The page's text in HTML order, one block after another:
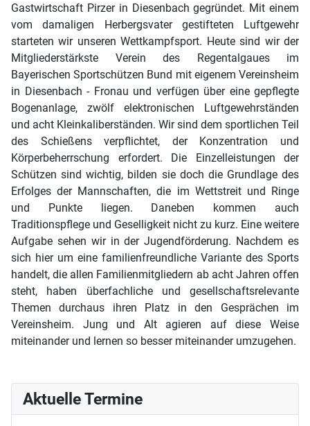
Gastwirtschaft Pirzer in Diesenbach gegründet. Mit einem
vom damaligen Herbergsvater gestifteten Luftgewehr
starteten wir unseren Wettkampfsport. Heute sind wir der
Mitgliederstärkste Verein des Regentalgaues im
Bayerischen Sportschützen Bund mit eigenem Vereinsheim
in Diesenbach - Fronau und verfügen über eine gepflegte
Bogenanlage, zwölf elektronischen Luftgewehrständen
und acht Kleinkaliberständen. Wir sind dem sportlichen Teil
des Schießens verpflichtet, der Konzentration und
Körperbeherrschung erfordert. Die Einzelleistungen der
Schützen sind wichtig, bilden sie doch die Grundlage des
Erfolges der Mannschaften, die im Wettstreit und Ringe
und Punkte liegen. Daneben kommen auch
Traditionspflege und Geselligkeit nicht zu kurz. Eine weitere
Aufgabe sehen wir in der Jugendförderung. Nachdem es
sich hier um eine familienfreundliche Variante des Sports
handelt, die allen Familienmitgliedern ab acht Jahren offen
steht, haben überfachliche und gesellschaftsrelevante
Themen durchaus ihren Platz in den Gesprächen im
Vereinsheim. Jung und Alt agieren auf diese Weise
miteinander und lernen so besser miteinander umzugehen.
Aktuelle Termine